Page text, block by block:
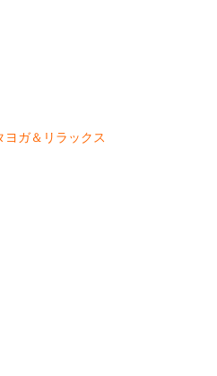
ガ＆リラックス